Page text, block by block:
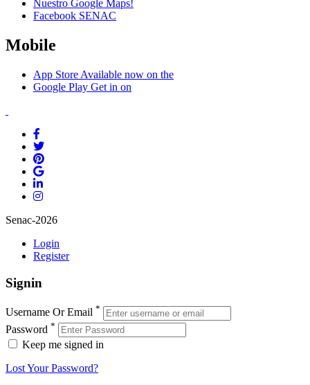
Nuestro Google Maps!
Facebook SENAC
Mobile
App Store Available now on the
Google Play Get in on
Senac-2026
Login
Register
Signin
Username Or Email *
Password *
Keep me signed in
Lost Your Password?